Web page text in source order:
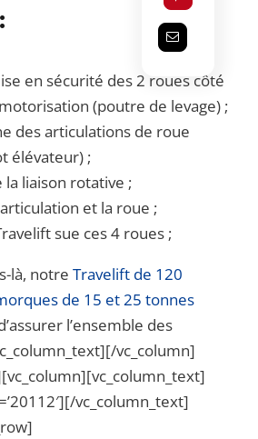
en sécurité des 2 roues côté
(poutre de levage) ;
des articulations de roue
élévateur) ;
la liaison rotative ;
et la roue ;
sue ces 4 roues ;
là, notre Travelift de 120
de 15 et 25 tonnes
l’ensemble des
vc_column]
vc_column_text]